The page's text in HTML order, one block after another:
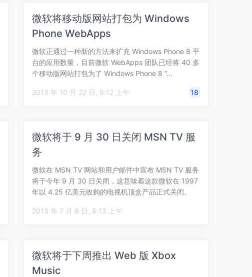
微软将移动版网站打包为 Windows
Phone WebApps
微软正通过一种新的方法来扩充 Windows Phone 8 平
台的应用数量，目前微软 WebApps 团队已经将 40 多
个移动版网站打包为了 Windows Phone 8 “…
2013 年 10 月 22 日, 8:12 上午 18
微软将于 9 月 30 日关闭 MSN TV 服
务
微软在 MSN TV 网站和用户邮件中宣布 MSN TV 服务
将于今年 9 月 30 日关闭，这意味着这款微软在 1997
年以 4.25 亿美元收购的电视机顶盒产品正式关闭。
2013 年 7 月 8 日, 8:13 上午
微软将于下周推出 Web 版 Xbox
Music